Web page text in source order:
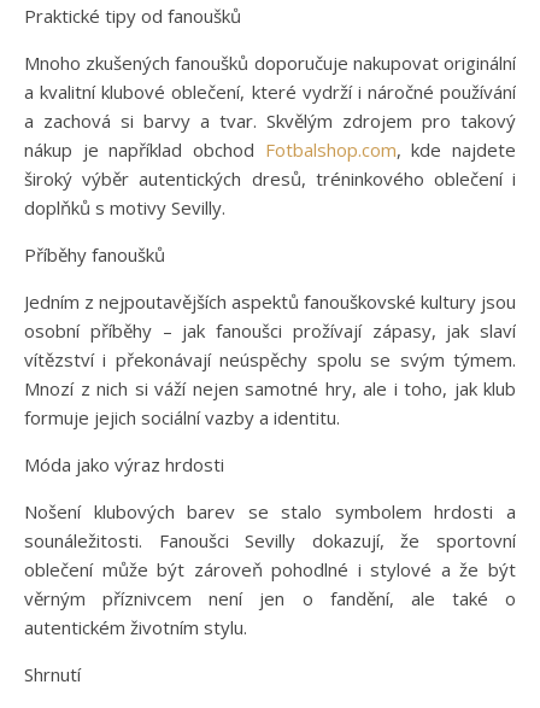
Praktické tipy od fanoušků
Mnoho zkušených fanoušků doporučuje nakupovat originální
a kvalitní klubové oblečení, které vydrží i náročné používání
a zachová si barvy a tvar. Skvělým zdrojem pro takový
nákup je například obchod Fotbalshop.com, kde najdete
široký výběr autentických dresů, tréninkového oblečení i
doplňků s motivy Sevilly.
Příběhy fanoušků
Jedním z nejpoutavějších aspektů fanouškovské kultury jsou
osobní příběhy – jak fanoušci prožívají zápasy, jak slaví
vítězství i překonávají neúspěchy spolu se svým týmem.
Mnozí z nich si váží nejen samotné hry, ale i toho, jak klub
formuje jejich sociální vazby a identitu.
Móda jako výraz hrdosti
Nošení klubových barev se stalo symbolem hrdosti a
sounáležitosti. Fanoušci Sevilly dokazují, že sportovní
oblečení může být zároveň pohodlné i stylové a že být
věrným příznivcem není jen o fandění, ale také o
autentickém životním stylu.
Shrnutí